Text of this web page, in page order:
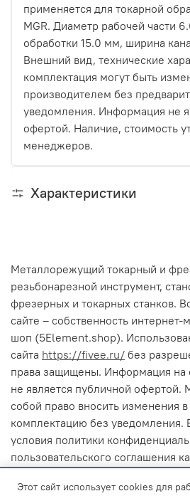
Этот сайт использует cookies для
применяется для токарной
MGR. Диаметр рабочей части
обработки 15.0 мм, ширина
Внешний вид, технические
комплектация могут быть
производителем без
уведомления. Информация не
офертой. Наличие, стоимость
менеджеров.
Характеристики
Металлорежущий токарный и
резьбонарезной инструмент,
фрезерных и токарных станков.
сайте – собственность
шоп (5Element.shop).
сайта https://fivee.ru/ без
права защищены. Информация на
не является публичной офертой.
собой право вносить изменения
комплектацию без уведомления.
условия политики
пользовательского соглашения
на сайте 5Элемент шоп